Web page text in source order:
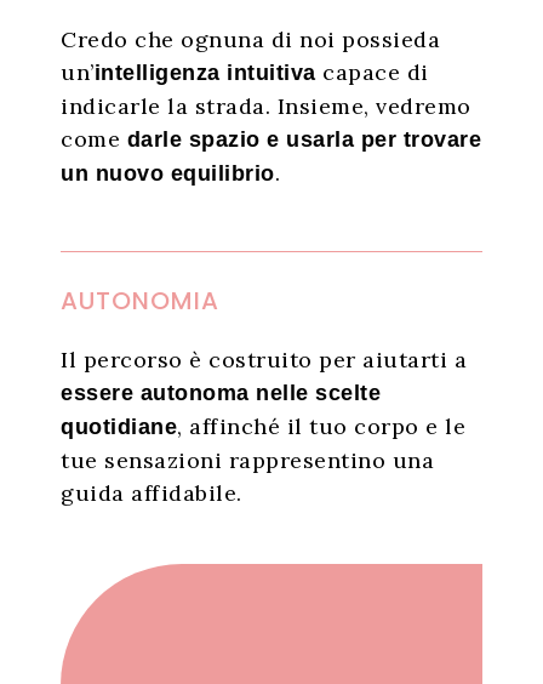
Credo che ognuna di noi possieda
un’intelligenza intuitiva capace di
indicarle la strada. Insieme, vedremo
come darle spazio e usarla per trovare
un nuovo equilibrio.
AUTONOMIA
Il percorso è costruito per aiutarti a
essere autonoma nelle scelte
quotidiane, affinché il tuo corpo e le
tue sensazioni rappresentino una
guida affidabile.